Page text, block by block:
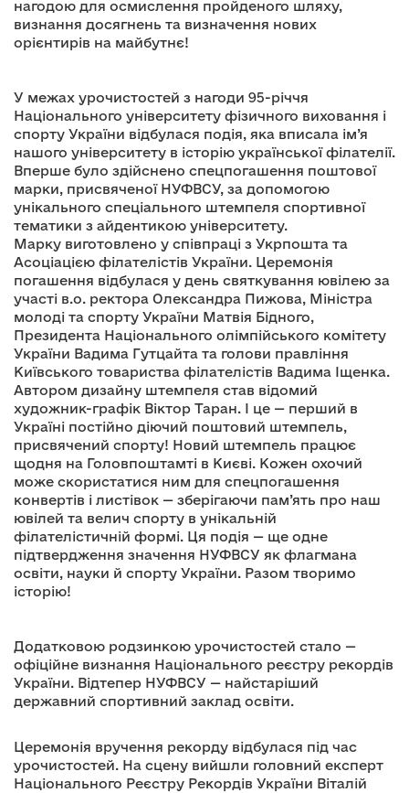
нагодою для осмислення пройденого шляху,
визнання досягнень та визначення нових
орієнтирів на майбутнє!
У межах урочистостей з нагоди 95-річчя
Національного університету фізичного виховання і
спорту України відбулася подія, яка вписала ім’я
нашого університету в історію української філателії.
Вперше було здійснено спецпогашення поштової
марки, присвяченої НУФВСУ, за допомогою
унікального спеціального штемпеля спортивної
тематики з айдентикою університету.
Марку виготовлено у співпраці з Укрпошта та
Асоціацією філателістів України. Церемонія
погашення відбулася у день святкування ювілею за
участі в.о. ректора Олександра Пижова, Міністра
молоді та спорту України Матвія Бідного,
Президента Національного олімпійського комітету
України Вадима Гутцайта та голови правління
Київського товариства філателістів Вадима Іщенка.
Автором дизайну штемпеля став відомий
художник-графік Віктор Таран. І це — перший в
Україні постійно діючий поштовий штемпель,
присвячений спорту! Новий штемпель працює
щодня на Головпоштамті в Києві. Кожен охочий
може скористатися ним для спецпогашення
конвертів і листівок — зберігаючи пам’ять про наш
ювілей та велич спорту в унікальній
філателістичній формі. Ця подія — ще одне
підтвердження значення НУФВСУ як флагмана
освіти, науки й спорту України. Разом творимо
історію!
Додатковою родзинкою урочистостей стало —
офіційне визнання Національного реєстру рекордів
України. Відтепер НУФВСУ — найстаріший
державний спортивний заклад освіти.
Церемонія вручення рекорду відбулася під час
урочистостей. На сцену вийшли головний експерт
Національного Реєстру Рекордів України Віталій